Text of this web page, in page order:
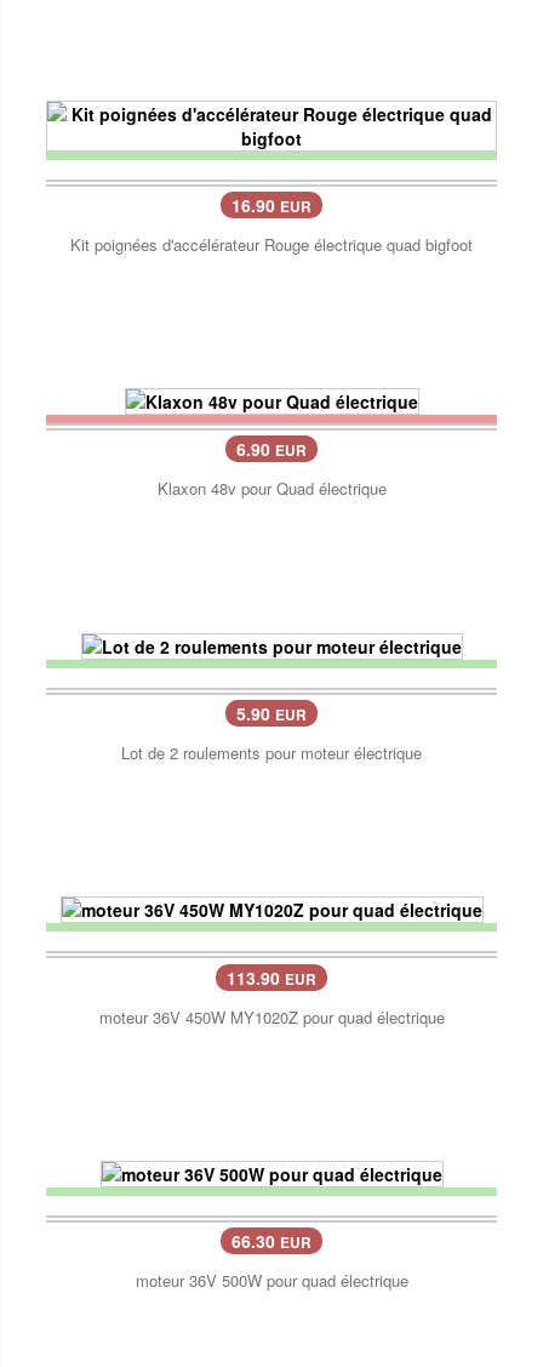
16.90 EUR
Kit poignées d'accélérateur Rouge électrique quad bigfoot
6.90 EUR
Klaxon 48v pour Quad électrique
5.90 EUR
Lot de 2 roulements pour moteur électrique
113.90 EUR
moteur 36V 450W MY1020Z pour quad électrique
66.30 EUR
moteur 36V 500W pour quad électrique